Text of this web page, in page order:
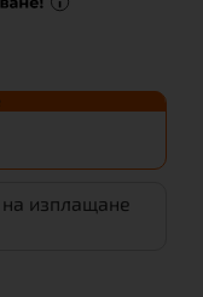
изплащане